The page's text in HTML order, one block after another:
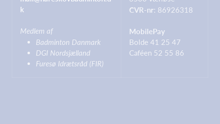
k
Medlem af
Badminton Danmark
DGI Nordsjælland
Furesø Idrætsråd (FIR)
CVR-nr: 86926318
MobilePay
Bolde 41 25 47
Caféen 52 55 86